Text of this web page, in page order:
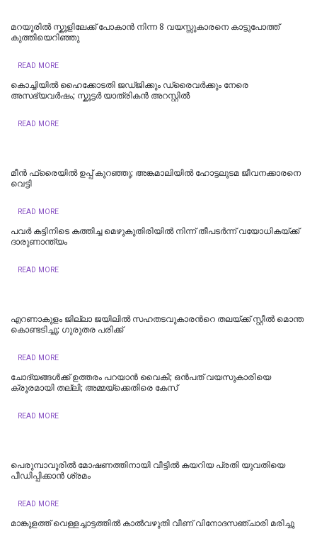
മറയൂരില്‍ സ്കൂളിലേക്ക് പോകാൻ നിന്ന 8 വയസ്സുകാരനെ കാട്ടുപോത്ത്
കുത്തിയെറിഞ്ഞു
READ MORE
കൊച്ചിയിൽ ഹൈക്കോടതി ജഡ്ജിക്കും ഡ്രൈവർക്കും നേരെ
അസഭ്യവർഷം; സ്കൂട്ടർ യാത്രികൻ അറസ്റ്റിൽ
READ MORE
മീന്‍ ഫ്രൈയില്‍ ഉപ്പ് കുറഞ്ഞു; അങ്കമാലിയില്‍ ഹോട്ടലുടമ ജീവനക്കാരനെ
വെട്ടി
READ MORE
പവർ കട്ടിനിടെ കത്തിച്ച മെഴുകുതിരിയിൽ നിന്ന് തീപടർന്ന് വയോധികയ്ക്ക്
ദാരുണാന്ത്യം
READ MORE
എറണാകുളം ജില്ലാ ജയിലിൽ സഹതടവുകാരന്‍റെ തലയ്ക്ക് സ്റ്റീൽ മൊന്ത
കൊണ്ടടിച്ചു; ഗുരുതര പരിക്ക്
READ MORE
ചോദ്യങ്ങൾക്ക് ഉത്തരം പറയാൻ വൈകി; ഒൻപത് വയസുകാരിയെ
ക്രൂരമായി തല്ലി; അമ്മയ്ക്കെതിരെ കേസ്
READ MORE
പെരുമ്പാവൂരിൽ മോഷണത്തിനായി വീട്ടില്‍ കയറിയ പ്രതി യുവതിയെ
പീഡിപ്പിക്കാൻ ശ്രമം
READ MORE
മാങ്കുളത്ത് വെള്ളച്ചാട്ടത്തിൽ കാൽവഴുതി വീണ് വിനോദസഞ്ചാരി മരിച്ചു